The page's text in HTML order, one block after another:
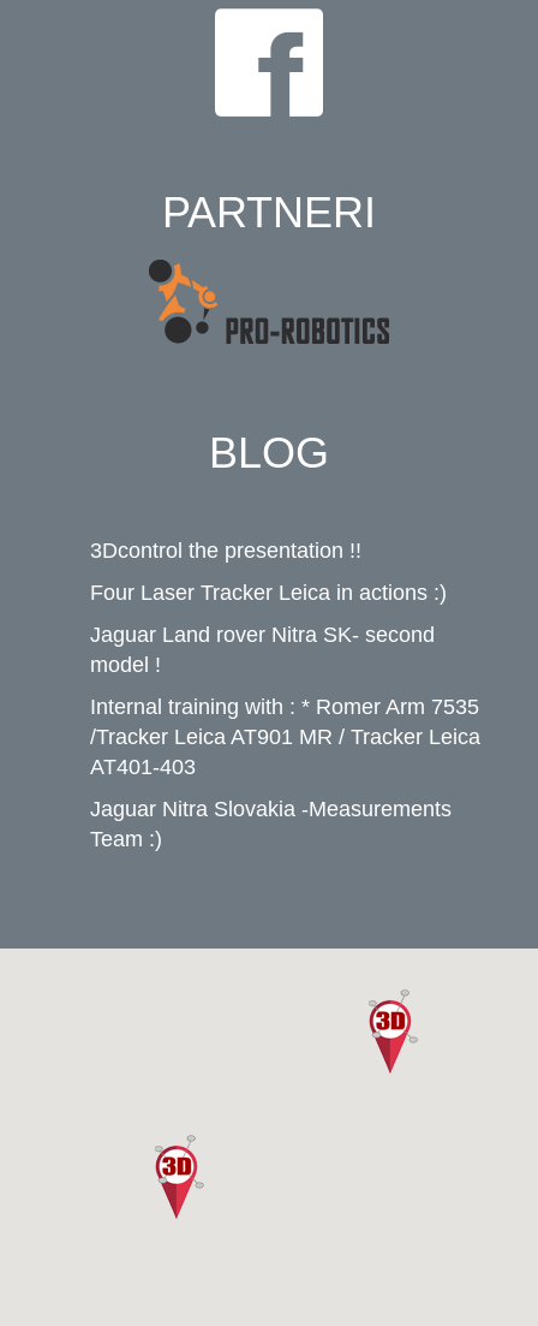
PARTNERI
BLOG
3Dcontrol the presentation !!
Four Laser Tracker Leica in actions :)
Jaguar Land rover Nitra SK- second
model !
Internal training with : * Romer Arm 7535
/Tracker Leica AT901 MR / Tracker Leica
AT401-403
Jaguar Nitra Slovakia -Measurements
Team :)